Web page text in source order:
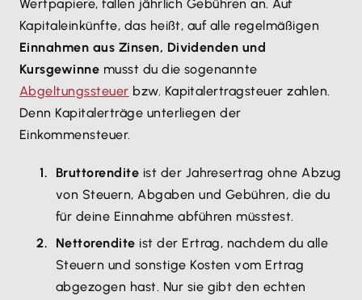
Wertpapiere, fallen jährlich Gebühren an. Auf
Kapitaleinkünfte, das heißt, auf alle regelmäßigen
Einnahmen aus Zinsen, Dividenden und
Kursgewinne musst du die sogenannte
Abgeltungssteuer bzw. Kapitalertragsteuer zahlen.
Denn Kapitalerträge unterliegen der
Einkommensteuer.
Bruttorendite ist der Jahresertrag ohne Abzug
von Steuern, Abgaben und Gebühren, die du
für deine Einnahme abführen müsstest.
Nettorendite ist der Ertrag, nachdem du alle
Steuern und sonstige Kosten vom Ertrag
abgezogen hast. Nur sie gibt den echten